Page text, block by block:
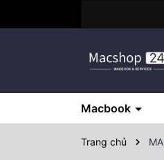
Macbook
Trang chủ